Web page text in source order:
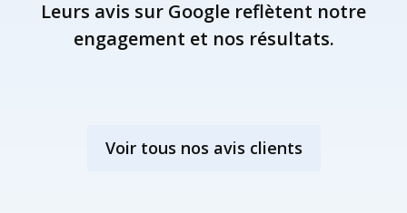
Leurs avis sur Google reflètent notre
engagement et nos résultats.
Voir tous nos avis clients